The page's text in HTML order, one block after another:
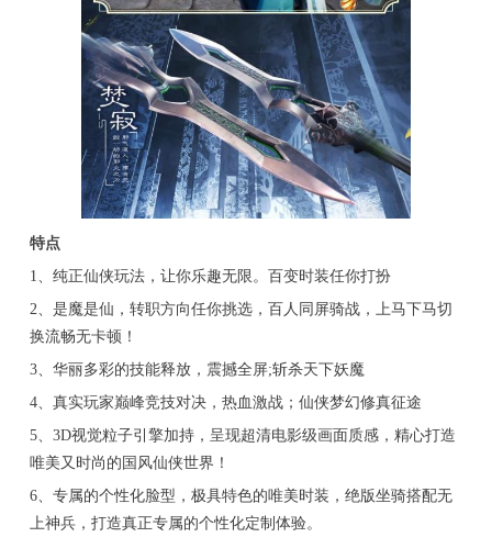
特点
1、纯正仙侠玩法，让你乐趣无限。百变时装任你打扮
2、是魔是仙，转职方向任你挑选，百人同屏骑战，上马下马切
换流畅无卡顿！
3、华丽多彩的技能释放，震撼全屏;斩杀天下妖魔
4、真实玩家巅峰竞技对决，热血激战；仙侠梦幻修真征途
5、3D视觉粒子引擎加持，呈现超清电影级画面质感，精心打造
唯美又时尚的国风仙侠世界！
6、专属的个性化脸型，极具特色的唯美时装，绝版坐骑搭配无
上神兵，打造真正专属的个性化定制体验。